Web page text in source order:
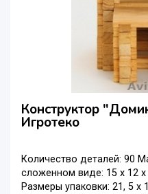
Конструктор
Игротеко
Количество деталей: 90
сложенном виде: 15 х 12
Размеры упаковки: 21, 5 х